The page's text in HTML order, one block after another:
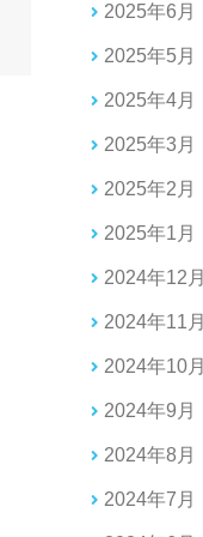
2025年6月
2025年5月
2025年4月
2025年3月
2025年2月
2025年1月
2024年12月
2024年11月
2024年10月
2024年9月
2024年8月
2024年7月